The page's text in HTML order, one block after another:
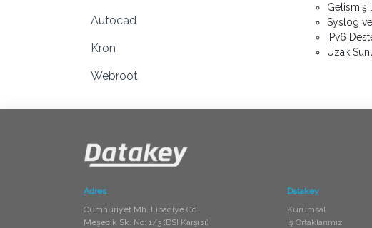
Gelismiş
Syslog
IPv6
Uzak
Autocad
Kron
Webroot
Adres
Cumhuriyet Mh. Libadiye Cd.
Meşecik Sk. No: 1/3 (DSI Karşısı)
Datakey
Kurumsal
İş Ortaklarımız